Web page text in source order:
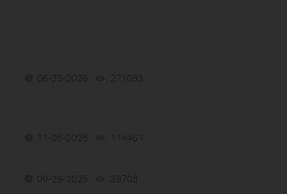
06-23-2026 271083
11-05-2025 114461
09-29-2025 39703